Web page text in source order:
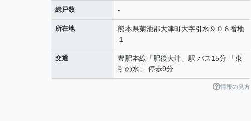
総戸数 -
所在地 熊本県菊池郡大津町大字引水 ９０８番地
１
交通 豊肥本線 「 肥後大津 」駅 バス15分 「東
引の水」 停歩9分
情報の見方